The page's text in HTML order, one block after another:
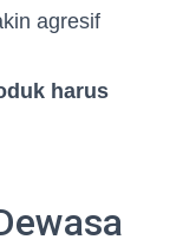
agresif
harus